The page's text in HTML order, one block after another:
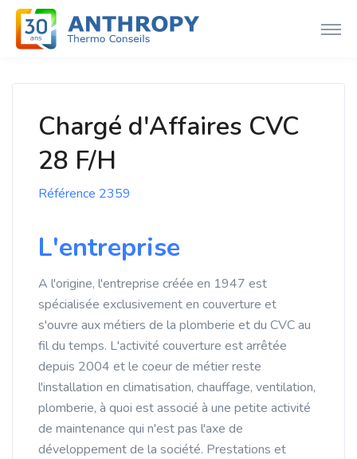
Chargé d'Affaires CVC
28 F/H
Référence 2359
L'entreprise
A l'origine, l'entreprise créée en 1947 est
spécialisée exclusivement en couverture et
s'ouvre aux métiers de la plomberie et du CVC au
fil du temps. L'activité couverture est arrêtée
depuis 2004 et le coeur de métier reste
l'installation en climatisation, chauffage, ventilation,
plomberie, à quoi est associé à une petite activité
de maintenance qui n'est pas l'axe de
développement de la société. Prestations et